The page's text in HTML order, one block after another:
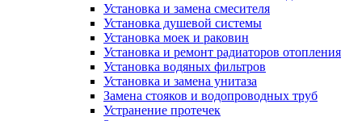
Установка и замена смесителя
Установка душевой системы
Установка моек и раковин
Установка и ремонт радиаторов отопления
Установка водяных фильтров
Установка и замена унитаза
Замена стояков и водопроводных труб
Устранение протечек